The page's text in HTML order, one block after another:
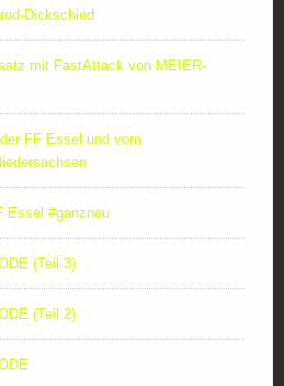
Dickschied
mit FastAttack von MEIER-
FF Essel und vom
Essel #ganzneu
(Teil 3)
(Teil 2)